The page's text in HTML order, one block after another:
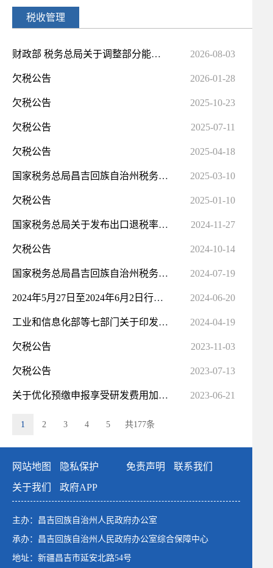
税收管理
财政部 税务总局关于调整部分能源资源行业企业城镇土地使用税政策的公告 2026-08-03
欠税公告 2026-01-28
欠税公告 2025-10-23
欠税公告 2025-07-11
欠税公告 2025-04-18
国家税务总局昌吉回族自治州税务局稽查局随机抽查信息公示 2025-03-10
欠税公告 2025-01-10
国家税务总局关于发布出口退税率文库2024C版的通知 2024-11-27
欠税公告 2024-10-14
国家税务总局昌吉回族自治州税务局稽查局随机抽查信息公示 2024-07-19
2024年5月27日至2024年6月2日行政处罚 2024-06-20
工业和信息化部等七部门关于印发推动工业领域设备更新实施方案的通知 2024-04-19
欠税公告 2023-11-03
欠税公告 2023-07-13
关于优化预缴申报享受研发费用加计扣除政策有关事项的公告 2023-06-21
1 2 3 4 5 共177条
网站地图 隐私保护 免责声明
联系我们
关于我们
政府APP
主办：昌吉回族自治州人民政府办公室
承办：昌吉回族自治州人民政府办公室综合保障中心
地址：新疆昌吉市延安北路54号